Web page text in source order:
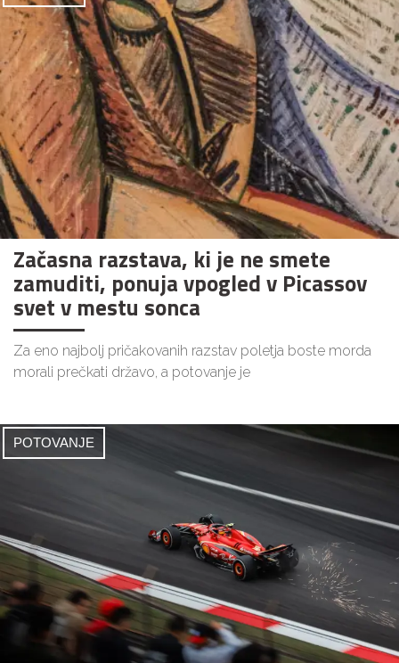
Začasna razstava, ki je ne smete
zamuditi, ponuja vpogled v Picassov
svet v mestu sonca
Za eno najbolj pričakovanih razstav poletja boste morda
morali prečkati državo, a potovanje je
POTOVANJE